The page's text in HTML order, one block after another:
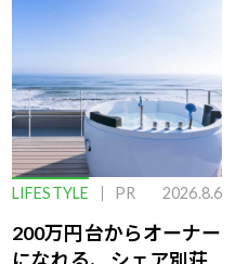
LIFESTYLE PR 2026.8.6
200万円台からオーナー